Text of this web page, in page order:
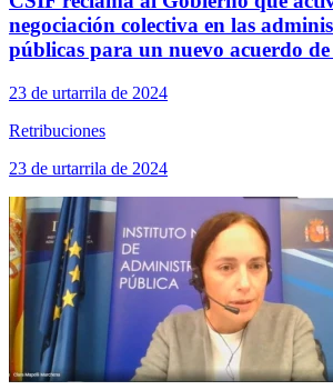
negociación colectiva en las
públicas para un nuevo acuerdo
23 de urtarrila de 2024
Retribuciones
23 de urtarrila de 2024